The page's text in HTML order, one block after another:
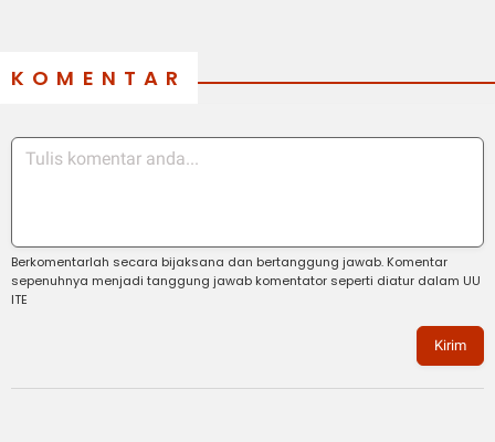
KOMENTAR
Berkomentarlah secara bijaksana dan bertanggung jawab. Komentar
sepenuhnya menjadi tanggung jawab komentator seperti diatur dalam UU
ITE
Kirim